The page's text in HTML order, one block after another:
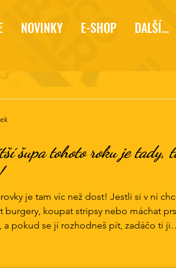
NOVINKY E-SHOP DALŠÍ...
šupa tohoto roku je tady,
je tam víc než dost! Jestli si v ní
burgery, koupat stripsy nebo máchat
a pokud se jí rozhodneš pít, zadáčo ti ji